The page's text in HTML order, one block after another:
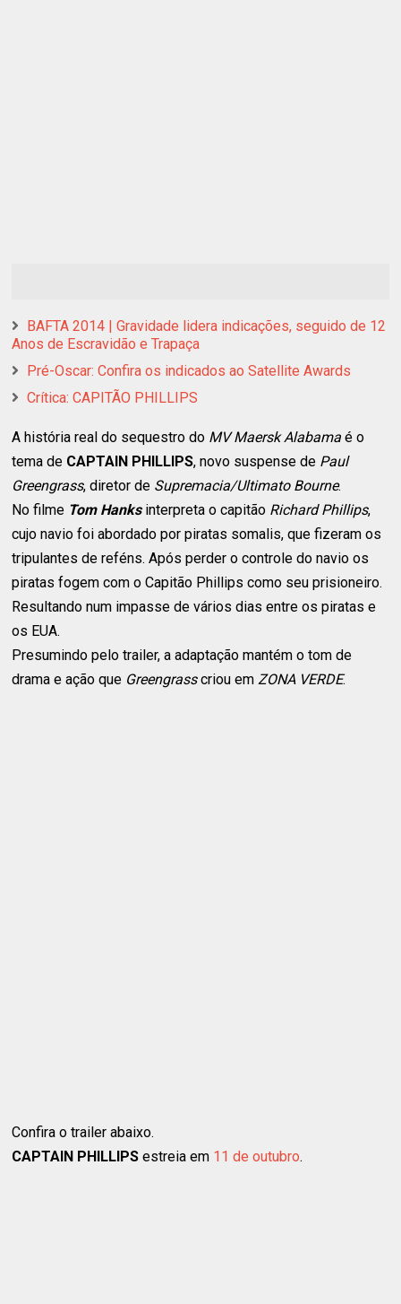
BAFTA 2014 | Gravidade lidera indicações, seguido de 12
Anos de Escravidão e Trapaça
Pré-Oscar: Confira os indicados ao Satellite Awards
Crítica: CAPITÃO PHILLIPS
A história real do sequestro do MV Maersk Alabama é o
tema de CAPTAIN PHILLIPS, novo suspense de Paul
Greengrass, diretor de Supremacia/Ultimato Bourne.
No filme Tom Hanksinterpreta o capitão Richard Phillips,
cujo navio foi abordado por piratas somalis, que fizeram os
tripulantes de reféns. Após perder o controle do navio os
piratas fogem com o Capitão Phillips como seu prisioneiro.
Resultando num impasse de vários dias entre os piratas e
os EUA.
Presumindo pelo trailer, a adaptação mantém o tom de
drama e ação que Greengrasscriou emZONA VERDE.
Confira o trailer abaixo.
CAPTAIN PHILLIPS estreia em 11 de outubro.